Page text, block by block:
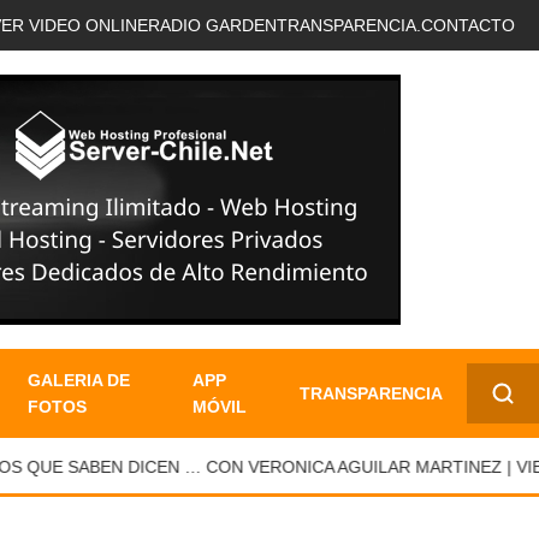
VIDEO ONLINERADIO GARDENTRANSPARENCIA. CONTACTO
GALERIA DE
FOTOS
APP
MÓVIL
TRANSPARENCIA
✕
SABEN DICEN … CON VERONICA AGUILAR MARTINEZ |